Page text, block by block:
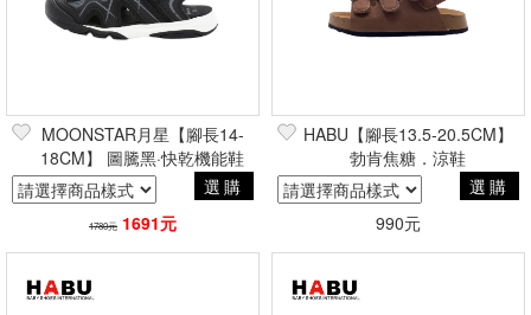
MOONSTAR月星【腳長14-
18CM】 圖騰黑·快乾機能鞋
選購
1780元 1691元
HABU【腳長13.5-20.5CM】
勃肯焦糖．涼鞋
選購
990元